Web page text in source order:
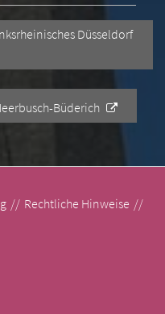
Düsseldorf
Büderich
Rechtliche Hinweise